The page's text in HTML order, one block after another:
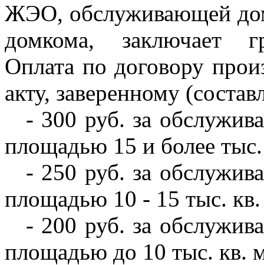
ЖЭО, обслуживающей
домкома, заключает
Оплата по договору
акту, заверенному
- 300 руб. за
площадью 15 и более
- 250 руб. за
площадью 10 - 15 тыс.
- 200 руб. за
площадью до 10 тыс. кв.